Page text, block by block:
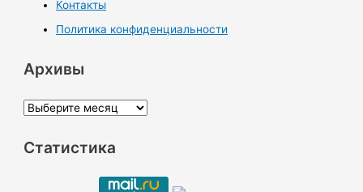
Контакты
Политика конфиденциальности
Архивы
А
х
Статистика